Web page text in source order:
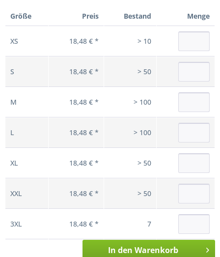
Größe Preis Bestand Menge
XS 18,48 € * > 10
S 18,48 € * > 50
M 18,48 € * > 100
L 18,48 € * > 100
XL 18,48 € * > 50
XXL 18,48 € * > 50
3XL 18,48 € * 7
In den Warenkorb